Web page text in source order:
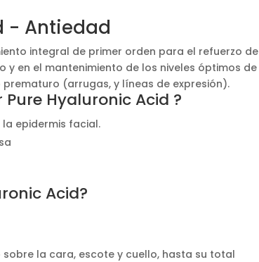
- Antiedad
integral de primer orden para el refuerzo de
en el mantenimiento de los niveles óptimos de
(arrugas, y líneas de expresión).
Hyaluronic Acid ?
epidermis facial.
Acid?
la cara, escote y cuello, hasta su total